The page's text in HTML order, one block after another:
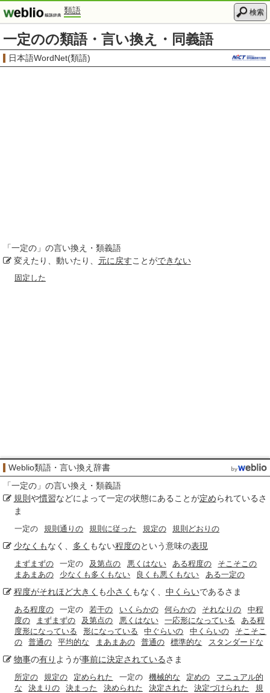
類語 検索
一定のの類語・言い換え・同義語
日本語WordNet(類語)
「一定の 」の言い換え・類義語
変えたり、動いたり、 元に戻すことができない
固定した
Weblio類語・言い換え辞書
「一定の 」の言い換え・類義語
規則 や慣習などによって一定の状態にあることが定められているさ
ま
一定の 規則通りの 規則に従った 規定の 規則どおりの
少なくもなく、 多く もない程度のという意味の表現
まずまずの 一定の 及第点の 悪くはない ある程度の
そこそこの
まあまあの
少なくも多くもない 良くも悪くもない ある一定の
程度がそれほど大きく も小さく もなく、 中くらいであるさま
ある程度の 一定の 若干の いくらかの 何らかの それなりの
中程
度の
まずまずの 及第点の 悪くはない 一応形になっている
ある程
度形になっている
形になっている 中ぐらいの 中くらいの
そこそこ
の
普通の 平均的な まあまあの 普通の 標準的な スタンダードな
物事の有り ようが事前に決定されているさま
所定の 規定の 定められた 一定の 機械的な 定めの
マニュアル的
な
決まりの 決まった 決められた 決定された 決定づけられた
規